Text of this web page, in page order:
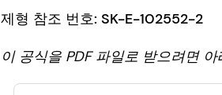
제형 참조 번호: SK-E-102552-2
이 공식을 PDF 파일로 받으려면